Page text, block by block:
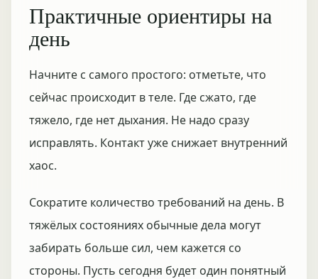
Практичные ориентиры на
день
Начните с самого простого: отметьте, что
сейчас происходит в теле. Где сжато, где
тяжело, где нет дыхания. Не надо сразу
исправлять. Контакт уже снижает внутренний
хаос.
Сократите количество требований на день. В
тяжёлых состояниях обычные дела могут
забирать больше сил, чем кажется со
стороны. Пусть сегодня будет один понятный